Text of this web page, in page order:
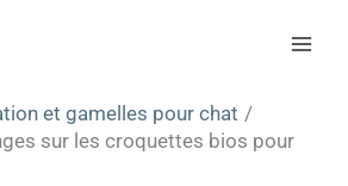
et gamelles pour chat
sur les croquettes bios pour